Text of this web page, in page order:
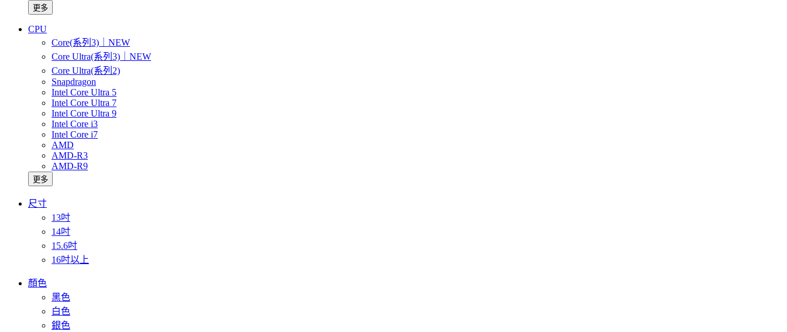
更多
CPU
Core(系列3)｜NEW
Core Ultra(系列3)｜NEW
Core Ultra(系列2)
Snapdragon
Intel Core Ultra 5
Intel Core Ultra 7
Intel Core Ultra 9
Intel Core i3
Intel Core i7
AMD
AMD-R3
AMD-R9
更多
尺寸
13吋
14吋
15.6吋
16吋以上
顏色
黑色
白色
銀色